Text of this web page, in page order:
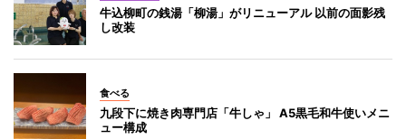
牛込柳町の銭湯「柳湯」がリニューアル 以前の面影残
し改装
食べる
九段下に焼き肉専門店「牛しゃ」 A5黒毛和牛使いメニ
ュー構成